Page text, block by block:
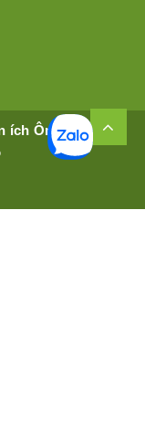
ích Ômêly Mart